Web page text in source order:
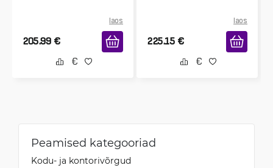
laos
205.99 €
laos
225.15 €
Peamised kategooriad
Kodu- ja kontorivõrgud